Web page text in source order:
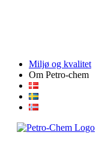
content
Miljø og kvalitet
Om Petro-chem